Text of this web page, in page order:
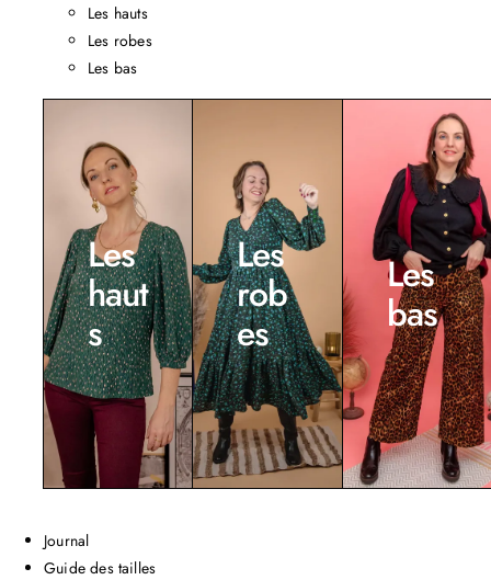
Les hauts
Les robes
Les bas
Les
haut
s
Les
rob
es
Les
bas
Journal
Guide des tailles